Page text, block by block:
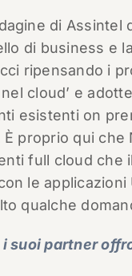
di
di business e
ripensando i
cloud’ e
esistenti on
proprio qui
full cloud
le applicazioni
qualche
i suoi partner